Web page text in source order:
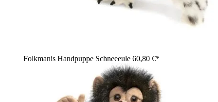
Folkmanis Handpuppe Schneeeule 60,80 €*